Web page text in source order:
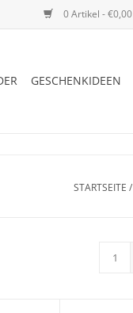
0 Artikel - €0,00
GESCHENKIDEEN
STARTSEITE /